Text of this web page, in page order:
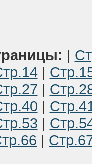
|
|
|
|
|
|